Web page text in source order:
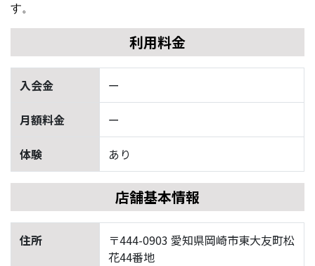
す。
利用料金
入会金 ー
月額料金 ー
体験 あり
店舗基本情報
住所
〒444-0903 愛知県岡崎市東大友町松
花44番地